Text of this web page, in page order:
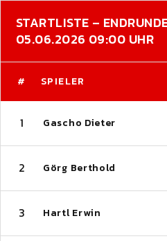
STARTLISTE –
05.06.2026 09:00 UHR
# SPIELER
1 Gascho Dieter
2 Görg Berthold
3 Hartl Erwin